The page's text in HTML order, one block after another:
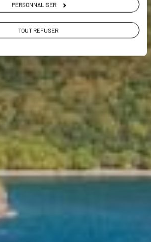
PERSONNALISER
TOUT REFUSER